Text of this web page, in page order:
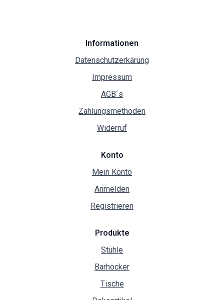
Informationen
Datenschutzerkärung
Impressum
AGB´s
Zahlungsmethoden
Widerruf
Konto
Mein Konto
Anmelden
Registrieren
Produkte
Stühle
Barhocker
Tische